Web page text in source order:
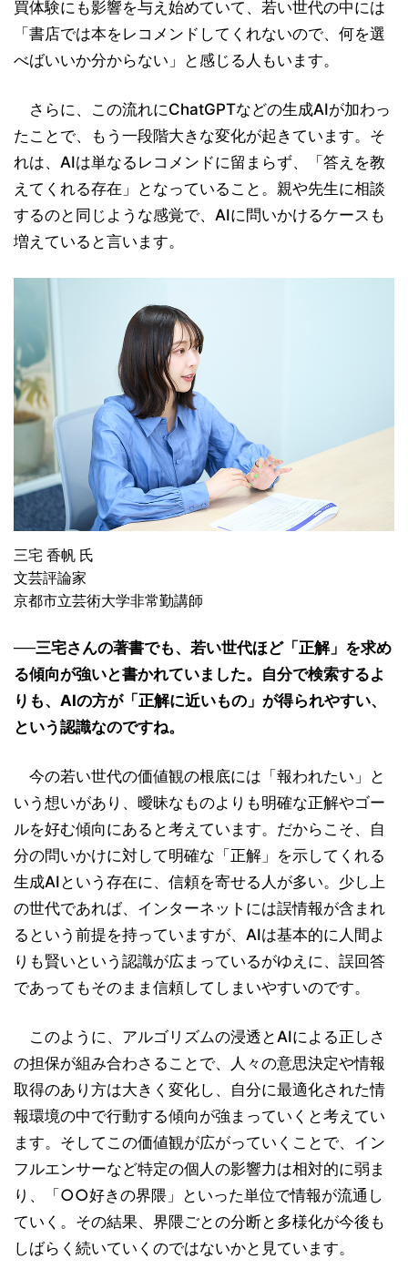
買体験にも影響を与え始めていて、若い世代の中には
「書店では本をレコメンドしてくれないので、何を選
べばいいか分からない」と感じる人もいます。
さらに、この流れにChatGPTなどの生成AIが加わっ
たことで、もう一段階大きな変化が起きています。そ
れは、AIは単なるレコメンドに留まらず、「答えを教
えてくれる存在」となっていること。親や先生に相談
するのと同じような感覚で、AIに問いかけるケースも
増えていると言います。
三宅 香帆 氏
文芸評論家
京都市立芸術大学非常勤講師
──三宅さんの著書でも、若い世代ほど「正解」を求め
る傾向が強いと書かれていました。自分で検索するよ
りも、AIの方が「正解に近いもの」が得られやすい、
という認識なのですね。
今の若い世代の価値観の根底には「報われたい」と
いう想いがあり、曖昧なものよりも明確な正解やゴー
ルを好む傾向にあると考えています。だからこそ、自
分の問いかけに対して明確な「正解」を示してくれる
生成AIという存在に、信頼を寄せる人が多い。少し上
の世代であれば、インターネットには誤情報が含まれ
るという前提を持っていますが、AIは基本的に人間よ
りも賢いという認識が広まっているがゆえに、誤回答
であってもそのまま信頼してしまいやすいのです。
このように、アルゴリズムの浸透とAIによる正しさ
の担保が組み合わさることで、人々の意思決定や情報
取得のあり方は大きく変化し、自分に最適化された情
報環境の中で行動する傾向が強まっていくと考えてい
ます。そしてこの価値観が広がっていくことで、イン
フルエンサーなど特定の個人の影響力は相対的に弱ま
り、「○○好きの界隈」といった単位で情報が流通し
ていく。その結果、界隈ごとの分断と多様化が今後も
しばらく続いていくのではないかと見ています。